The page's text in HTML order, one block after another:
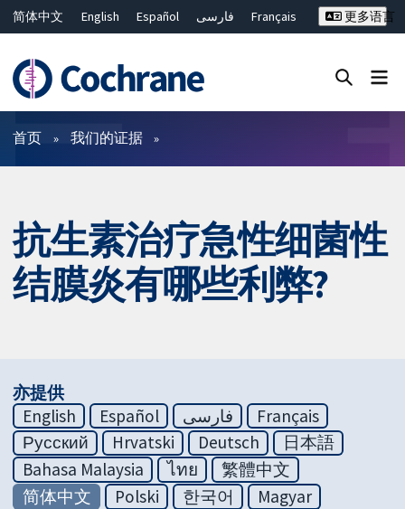
简体中文 English Español فارسی
Français
ไทย
繁體中文
更多语言
过滤
首页 我们的证据
抗生素治疗急性细菌性
结膜炎有哪些利弊?
亦提供
English
Español فارسی
Français
Русский
Hrvatski Deutsch
日本語
Bahasa Malaysia
ไทย
繁體中文
简体中文
Polski 한국어
Magyar